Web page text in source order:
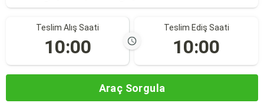
Teslim Alış Saati
10:00
Teslim Ediş Saati
10:00
Araç Sorgula